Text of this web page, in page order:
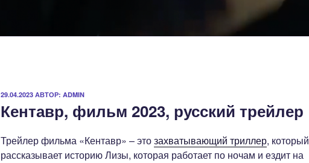
ОПУБЛИКОВАНО
29.04.2023 АВТОР: ADMIN
Кентавр, фильм 2023, русский трейлер
Трейлер фильма «Кентавр» – этозахватывающий триллер, который
рассказывает историю Лизы, которая работает по ночам и ездит на